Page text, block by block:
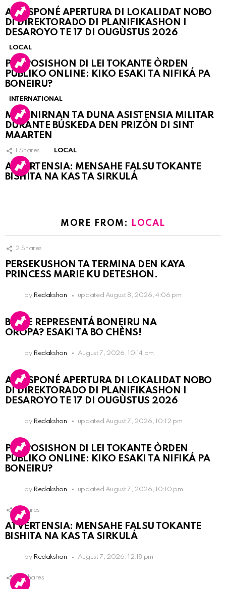
A POSPONÉ APERTURA DI LOKALIDAT NOBO
DI DIREKTORADO DI PLANIFIKASHON I
DESAROYO TE 17 DI OUGÙSTUS 2026
LOCAL
PROPOSISHON DI LEI TOKANTE ÒRDEN
PÚBLIKO ONLINE: KIKO ESAKI TA NIFIKÁ PA
BONEIRU?
INTERNATIONAL
MARINIRNAN TA DUNA ASISTENSIA MILITAR
DURANTE BÚSKEDA DEN PRIZÒN DI SINT
MAARTEN
1 Shares LOCAL
ATVERTENSIA: MENSAHE FALSU TOKANTE
BISHITA NA KAS TA SIRKULÁ
MORE FROM: LOCAL
2 Shares
PERSEKUSHON TA TERMINA DEN KAYA
PRINCESS MARIE KU DETESHON.
by Redakshon updated August 8, 2026, 4:06 pm
BO KE REPRESENTÁ BONEIRU NA
OROPA? ESAKI TA BO CHÈNS!
by Redakshon August 7, 2026, 10:14 pm
A POSPONÉ APERTURA DI LOKALIDAT NOBO
DI DIREKTORADO DI PLANIFIKASHON I
DESAROYO TE 17 DI OUGÙSTUS 2026
by Redakshon updated August 7, 2026, 10:12 pm
PROPOSISHON DI LEI TOKANTE ÒRDEN
PÚBLIKO ONLINE: KIKO ESAKI TA NIFIKÁ PA
BONEIRU?
by Redakshon updated August 7, 2026, 10:10 pm
Shares
ATVERTENSIA: MENSAHE FALSU TOKANTE
BISHITA NA KAS TA SIRKULÁ
by Redakshon August 7, 2026, 12:18 pm
16 Shares